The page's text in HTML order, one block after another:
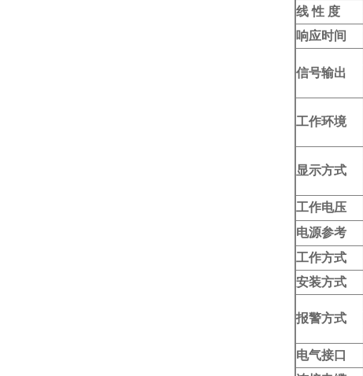
线 性 度
响应时间
信号输出
工作环境
显示方式
工作电压
电源参考
工作方式
安装方式
报警方式
电气接口